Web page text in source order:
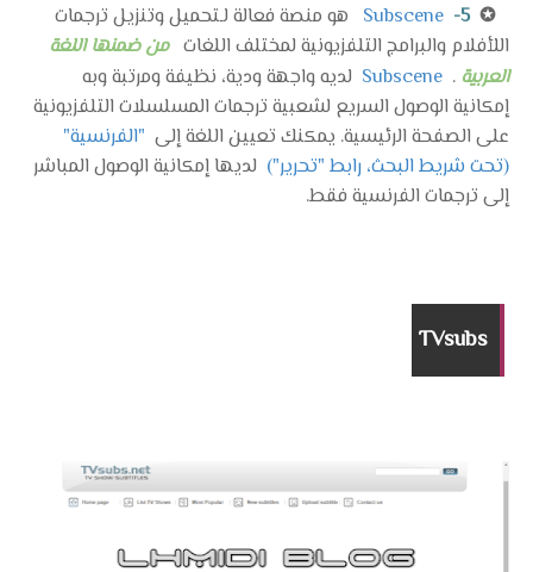
✪
5-
Subscene هو منصة فعالة لـتحميل وتنزيل ترجمات
اللأفلام والبرامج التلفزيونية لمختلف اللغات من ضمنها اللغة
العربية .
Subscene لديه واجهة ودية، نظيفة ومرتبة وبه
إمكانية الوصول السريع لشعبية ترجمات المسلسلات التلفزيونية
على الصفحة الرئيسية. يمكنك تعيين اللغة إلى "الفرنسية"
(تحت شريط البحث، رابط "تحرير") لديها إمكانية الوصول المباشر
إلى ترجمات الفرنسية فقط.
TVsubs